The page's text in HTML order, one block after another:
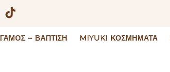
ΓΆΜΟΣ – ΒΆΠΤΙΣΗ MIYUKI ΚΟΣΜΉΜΑΤΑ